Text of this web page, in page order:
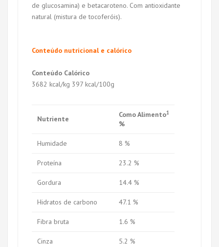
de glucosamina) e betacaroteno. Com antioxidante
natural (mistura de tocoferóis).
Conteúdo nutricional e calórico
Conteúdo Calórico
3682 kcal/kg 397 kcal/100g
Nutriente Como Alimento1
%
Humidade 8 %
Proteína 23.2 %
Gordura 14.4 %
Hidratos de carbono 47.1 %
Fibra bruta 1.6 %
Cinza 5.2 %